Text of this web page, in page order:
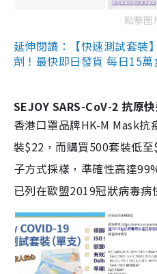
點擊圖
延伸閱讀：【快速測試套裝
劑！最快即日發貨 每日15萬
SEJOY SARS-CoV-2 抗原
香港口罩品牌HK-M Mask抗
裝$22，而購買500套裝低
子方式採樣，準確性高達
已列在歐盟2019冠狀病毒病